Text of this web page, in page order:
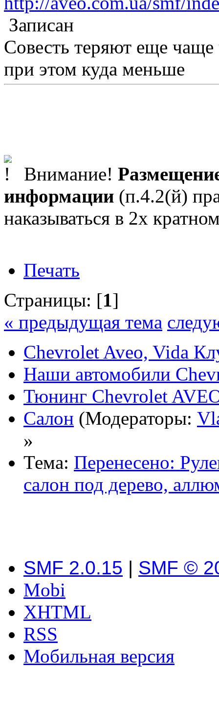
Записан
Совесть теряют еще
при этом куда меньше
Внимание!
информации (п.4.2(й)
наказываться в 2х
Печать
Страницы: [1]
« предыдущая тема
Chevrolet Aveo, Vida
Наши автомобили
Тюнинг Chevrolet
Салон (Модераторы:
»
Тема: Перенесено:
салон под дерево,
SMF 2.0.15 | SMF ©
Mobi
XHTML
RSS
Мобильная версия